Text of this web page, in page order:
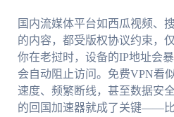
国内流媒体平台如西瓜视频、
的内容，都受版权协议约束，
你在老挝时，设备的IP地址会
会自动阻止访问。免费VPN看
速度、频繁断线，甚至数据安
的回国加速器就成了关键——